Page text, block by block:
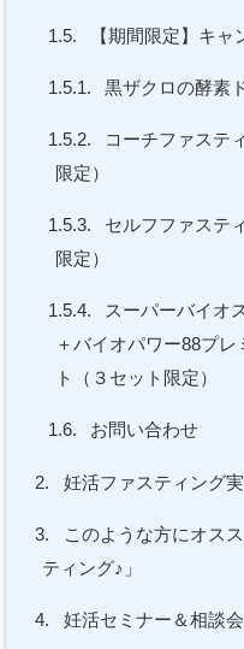
1.5. 【期間限定】キャ
1.5.1. 黒ザクロの酵素
1.5.2.
コーチファステ
限定）
1.5.3.
セルフファステ
限定）
1.5.4.
スーパーバイオ
＋バイオパワー88プ
ト（３セット限定）
1.6. お問い合わせ
2. 妊活ファスティング
3.
このような方にオス
ティング♪」
4. 妊活セミナー＆相談